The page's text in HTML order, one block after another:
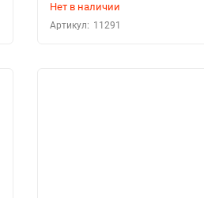
Нет в наличии
Артикул: 11291